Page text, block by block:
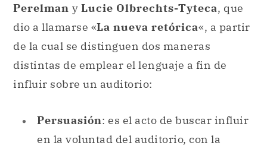
Perelman y Lucie Olbrechts-Tyteca, que
dio a llamarse «La nueva retórica«, a partir
de la cual se distinguen dos maneras
distintas de emplear el lenguaje a fin de
influir sobre un auditorio:
Persuasión: es el acto de buscar influir
en la voluntad del auditorio, con la